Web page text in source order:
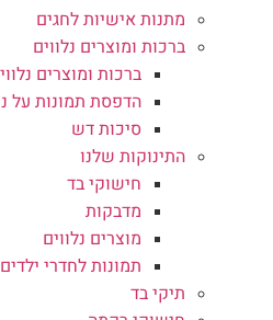
מתנות אישיות לחגים
ברכות ומוצרים נלווים
ברכות ומוצרים
הדפסת תמונות על
סיכות דש
התינוקות שלנו
חישוקי בד
מדבקות
מוצרים נלווים
תמונות לחדרי ילדים
תיקי בד